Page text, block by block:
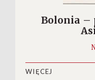
Bolonia –
WIĘCEJ